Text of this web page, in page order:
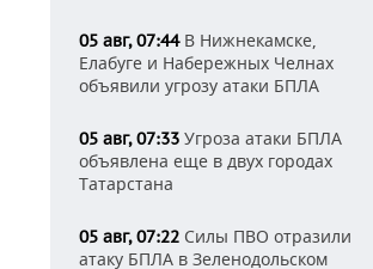
05 авг, 07:44В Нижнекамске,
Елабуге и Набережных Челнах
объявили угрозу атаки БПЛА
05 авг, 07:33 Угроза атаки БПЛА
объявлена еще в двух городах
Татарстана
05 авг, 07:22 Силы ПВО отразили
атаку БПЛА в Зеленодольском